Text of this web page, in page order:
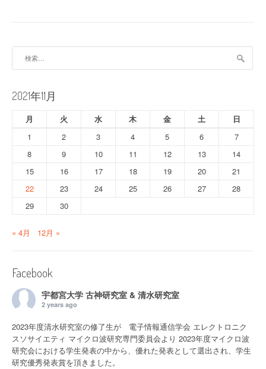
ー
シ
ョ
ン
2021年11月
月 火 水 木 金 土
日
1
2 3 4 5 6
7
8
9 10 11 12 13
14
15
16 17 18 19 20
21
22
23 24 25 26 27
28
29
30
« 4月 12月 »
Facebook
宇都宮大学 古神研究室 & 清水研究室
2 years ago
2023年度清水研究室の修了生が 電子情報通信学会 エレクトロニク
スソサイエティ マイクロ波研究専門委員会より 2023年度マイクロ波
研究会における学生発表の中から、優れた発表として選出され、学生
研究優秀発表賞を頂きました。